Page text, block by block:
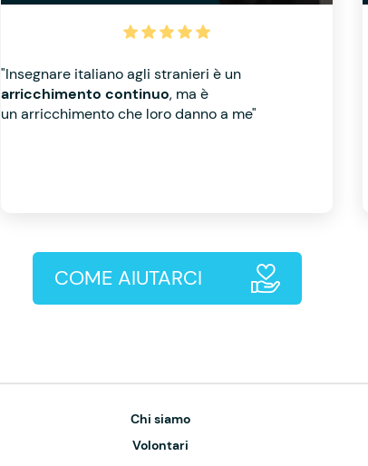
"Insegnare italiano agli stranieri è un
arricchimento continuo, ma è
un arricchimento che loro danno a me"
COME AIUTARCI
Chi siamo
Volontari